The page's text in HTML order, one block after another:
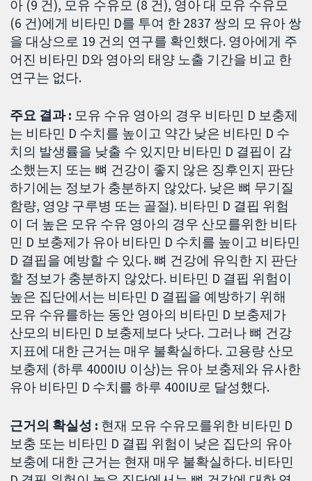
아 (9 건), 모유 수유모 (8 건), 영아 대 모유 수유모
(6 건)에게 비타민 D를 투여 한 2837 쌍의 모 유아 쌍
을 대상으로 19 건의 연구를 확인했다. 영아에게 주
어진 비타민 D와 영아의 태양 노출 기간을 비교 한
연구는 없다.
주요 결과 : 모유 수유 영아의 경우 비타민 D 보충제
는 비타민 D 수치를 높이고 약간 낮은 비타민 D 수
치의 발생률을 낮출 수 있지만 비타민 D 결핍이 감
소했는지 또는 뼈 건강이 좋지 않은 징후인지 판단
하기에는 정보가 충분하지 않았다. 낮은 뼈 무기질
함량, 영양 구루병 또는 골절). 비타민 D 결핍 위험
이 더 높은 모유 수유 영아의 경우 산모를위한 비타
민 D 보충제가 유아 비타민 D 수치를 높이고 비타민
D 결핍을 예방할 수 있다. 뼈 건강에 유익한 지 판단
할 정보가 충분하지 않았다. 비타민 D 결핍 위험이
높은 집단에서는 비타민 D 결핍을 예방하기 위해
모유 수유를하는 동안 영아의 비타민 D 보충제가
산모의 비타민 D 보충제보다 낫다. 그러나 뼈 건강
지표에 대한 근거는 매우 불확실하다. 고용량 산모
보충제 (하루 4000IU 이상)는 유아 보충제와 유사한
유아 비타민 D 수치를 하루 400IU로 달성했다.
근거의 확실성 : 현재 모유 수유모를위한 비타민 D
보충 또는 비타민 D 결핍 위험이 낮은 집단의 유아
보충에 대한 근거는 현재 매우 불확실하다. 비타민